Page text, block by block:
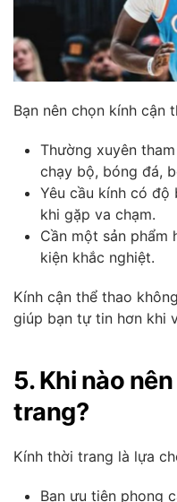
Bạn nên chọn kính cận
Thường xuyên
chạy bộ, bóng đá,
Yêu cầu kính có độ
khi gặp va chạm.
Cần một sản
kiện khắc nghiệt.
Kính cận thể thao
giúp bạn tự tin hơn khi
5. Khi nào
trang?
Kính thời trang là lựa
Bạn ưu tiên phong